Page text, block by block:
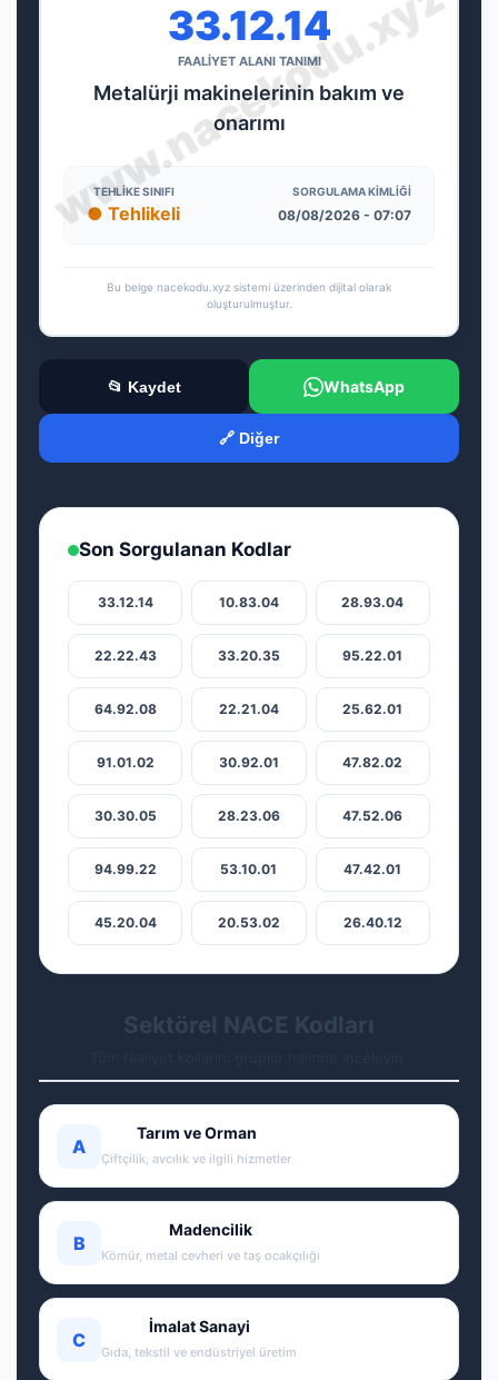
33.12.14
FAALİYET ALANI TANIMI
Metalürji makinelerinin bakım ve
onarımı
TEHLIKE SINIFI
● Tehlikeli
SORGULAMA KIMLIĞI
08/08/2026 - 07:07
Bu belge nacekodu.xyz sistemi üzerinden dijital olarak
oluşturulmuştur.
📂 Kaydet WhatsApp
🔗 Diğer
Son Sorgulanan Kodlar
33.12.14 10.83.04 28.93.04
22.22.43 33.20.35 95.22.01
64.92.08 22.21.04 25.62.01
91.01.02 30.92.01 47.82.02
30.30.05 28.23.06 47.52.06
94.99.22 53.10.01 47.42.01
45.20.04 20.53.02 26.40.12
Sektörel NACE Kodları
A
Tarım ve Orman
Çiftçilik, avcılık ve ilgili hizmetler
B
Madencilik
Kömür, metal cevheri ve taş ocakçılığı
C
İmalat Sanayi
Gıda, tekstil ve endüstriyel üretim